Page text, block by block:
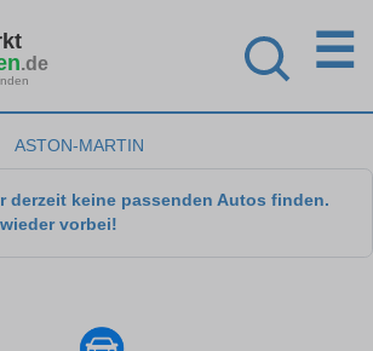
.de ☰
ASTON-MARTIN
derzeit keine passenden Autos finden.
vorbei!